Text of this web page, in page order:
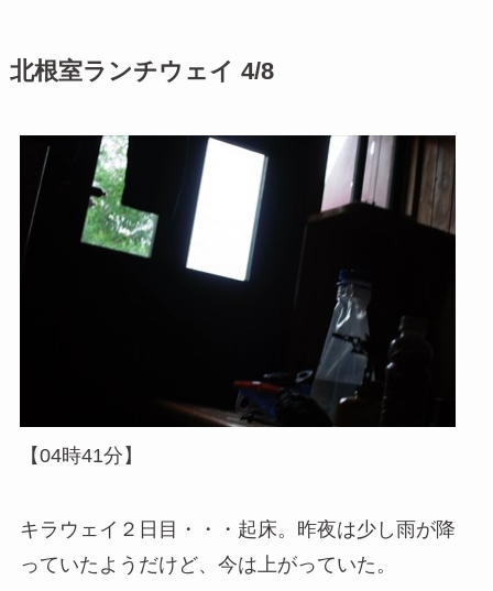
北根室ランチウェイ 4/8
【04時41分】
キラウェイ２日目・・・起床。昨夜は少し雨が降
っていたようだけど、今は上がっていた。